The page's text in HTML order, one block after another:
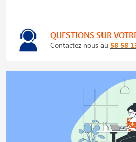
QUESTIONS SUR
Contactez nous au 58 58